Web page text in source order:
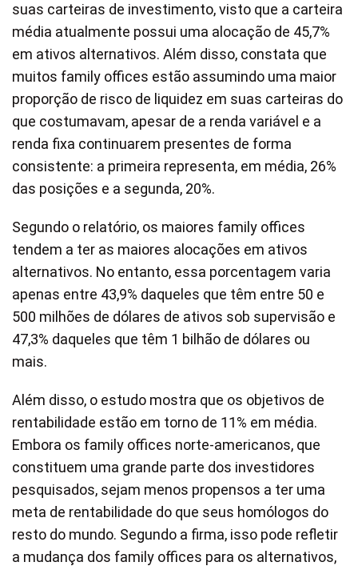
suas carteiras de investimento, visto que a carteira
média atualmente possui uma alocação de 45,7%
em ativos alternativos. Além disso, constata que
muitos family offices estão assumindo uma maior
proporção de risco de liquidez em suas carteiras do
que costumavam, apesar de a renda variável e a
renda fixa continuarem presentes de forma
consistente: a primeira representa, em média, 26%
das posições e a segunda, 20%.
Segundo o relatório, os maiores family offices
tendem a ter as maiores alocações em ativos
alternativos. No entanto, essa porcentagem varia
apenas entre 43,9% daqueles que têm entre 50 e
500 milhões de dólares de ativos sob supervisão e
47,3% daqueles que têm 1 bilhão de dólares ou
mais.
Além disso, o estudo mostra que os objetivos de
rentabilidade estão em torno de 11% em média.
Embora os family offices norte-americanos, que
constituem uma grande parte dos investidores
pesquisados, sejam menos propensos a ter uma
meta de rentabilidade do que seus homólogos do
resto do mundo. Segundo a firma, isso pode refletir
a mudança dos family offices para os alternativos,